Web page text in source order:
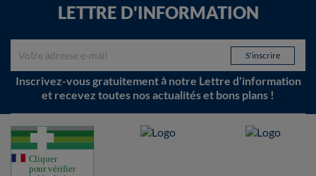
LETTRE D'INFORMATION
Inscrivez-vous gratuitement à notre Lettre d'information
et recevez toutes nos actualités et bons plans !